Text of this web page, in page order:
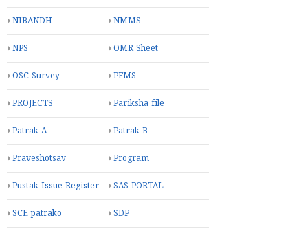
NIBANDH NMMS
NPS OMR Sheet
OSC Survey PFMS
PROJECTS Pariksha file
Patrak-A Patrak-B
Praveshotsav Program
Pustak Issue Register SAS PORTAL
SCE patrako SDP